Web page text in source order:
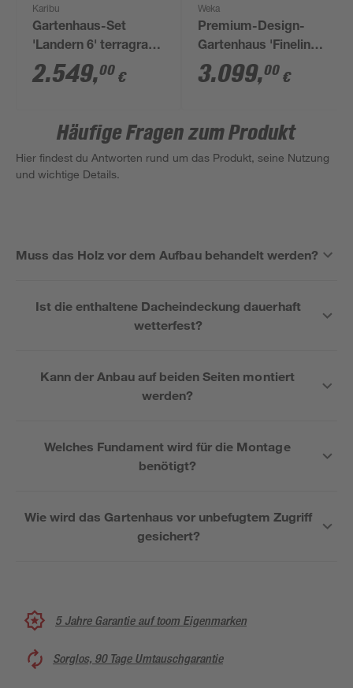
Karibu
Gartenhaus-Set
'Landern 6' terragrau
mit Anbaudach 612 x
222 x 303 cm
2.549,00 €
Weka
Premium-Design-
Gartenhaus 'Fineline'
Größe 2, mit Anbau
3.099,00 €
Häufige Fragen zum Produkt
Hier findest du Antworten rund um das Produkt, seine Nutzung
und wichtige Details.
Muss das Holz vor dem Aufbau behandelt werden?
Ist die enthaltene Dacheindeckung dauerhaft
wetterfest?
Kann der Anbau auf beiden Seiten montiert
werden?
Welches Fundament wird für die Montage
benötigt?
Wie wird das Gartenhaus vor unbefugtem Zugriff
gesichert?
5 Jahre Garantie auf toom Eigenmarken
Sorglos, 90 Tage Umtauschgarantie